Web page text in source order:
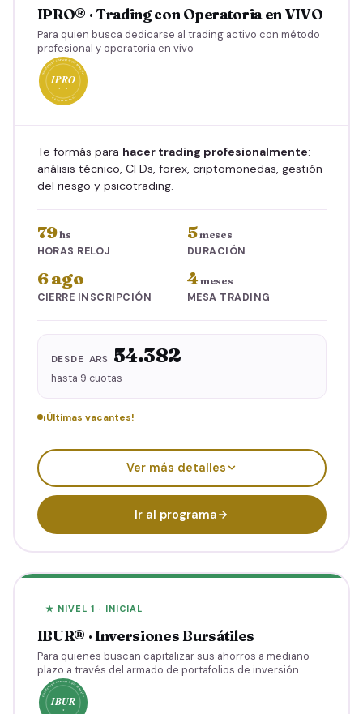
Al contado 30% OFF
ARS484.763
692.519
Ahorrás
vs comprar IBUR + IPRO + Finanzas + Cripto por
IPRO® · Trading con Operatoria en VIVO
Para quien busca dedicarse al trading activo con método
profesional y operatoria en vivo
Te formás para hacer trading profesionalmente:
análisis técnico, CFDs, forex, criptomonedas, gestión
del riesgo y psicotrading.
79hs
HORAS RELOJ
5meses
DURACIÓN
6 ago
CIERRE INSCRIPCIÓN
4meses
MESA TRADING
DESDE ARS 54.382
hasta 9 cuotas
Trading técnico avanzado
CFDs, forex y criptomonedas
Gestión del riesgo y psicotrading
Clínicas en vivo con Ariel Squeo
Mesa de Trading diaria (4 meses)
Hasta9cuotas
Total489.440
Al contado 30% OFF
342.608
489.440 · Ahorrás 146.832
¡Últimas vacantes!
Ver más detalles
Ir al programa
★ NIVEL 1 · INICIAL
IBUR® · Inversiones Bursátiles
Para quienes buscan capitalizar sus ahorros a mediano
plazo a través del armado de portafolios de inversión